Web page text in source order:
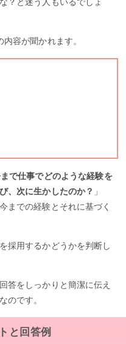
容が聞かれます。
で仕事でどのような経験を
、次に生かしたのか？ 」
までの経験とそれに基づく
採用するかどうかを判断し
答をしっかりと簡潔に伝え
のです。
と回答例